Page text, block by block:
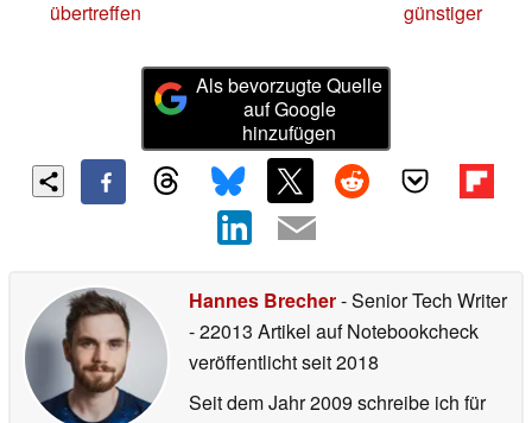
übertreffen
günstiger
Als bevorzugte Quelle
auf Google
hinzufügen
Hannes Brecher- Senior Tech Writer
- 22013 Artikel auf Notebookcheck
veröffentlichtseit 2018
Seit dem Jahr 2009 schreibe ich für